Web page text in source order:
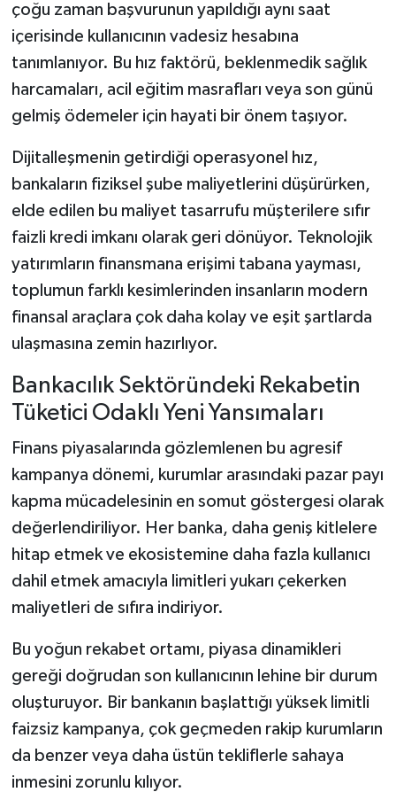
çoğu zaman başvurunun yapıldığı aynı saat
içerisinde kullanıcının vadesiz hesabına
tanımlanıyor. Bu hız faktörü, beklenmedik sağlık
harcamaları, acil eğitim masrafları veya son günü
gelmiş ödemeler için hayati bir önem taşıyor.
Dijitalleşmenin getirdiği operasyonel hız,
bankaların fiziksel şube maliyetlerini düşürürken,
elde edilen bu maliyet tasarrufu müşterilere sıfır
faizli kredi imkanı olarak geri dönüyor. Teknolojik
yatırımların finansmana erişimi tabana yayması,
toplumun farklı kesimlerinden insanların modern
finansal araçlara çok daha kolay ve eşit şartlarda
ulaşmasına zemin hazırlıyor.
Bankacılık Sektöründeki Rekabetin
Tüketici Odaklı Yeni Yansımaları
Finans piyasalarında gözlemlenen bu agresif
kampanya dönemi, kurumlar arasındaki pazar payı
kapma mücadelesinin en somut göstergesi olarak
değerlendiriliyor. Her banka, daha geniş kitlelere
hitap etmek ve ekosistemine daha fazla kullanıcı
dahil etmek amacıyla limitleri yukarı çekerken
maliyetleri de sıfıra indiriyor.
Bu yoğun rekabet ortamı, piyasa dinamikleri
gereği doğrudan son kullanıcının lehine bir durum
oluşturuyor. Bir bankanın başlattığı yüksek limitli
faizsiz kampanya, çok geçmeden rakip kurumların
da benzer veya daha üstün tekliflerle sahaya
inmesini zorunlu kılıyor.